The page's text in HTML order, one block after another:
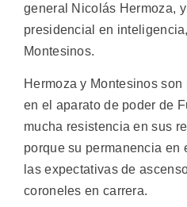
general Nicolás Hermoza,
presidencial en
Montesinos.
Hermoza y Montesinos
en el aparato de poder de
mucha resistencia en sus
porque su permanencia en
las expectativas de
coroneles en carrera.